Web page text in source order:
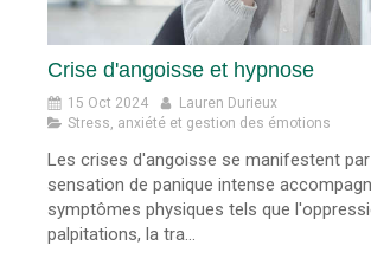
Crise d'angoisse et hypnose
15 Oct 2024
Lauren Durieux
Stress, anxiété et gestion des émotions
Les crises d'angoisse se manifestent
sensation de panique intense
symptômes physiques tels que
palpitations, la tra...